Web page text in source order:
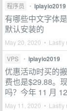
程序员 • iplayio2019
有哪些中文字体
默认安装的
May 20, 2020 • Lastly
VPS • iplayio2019
优惠活动时买的
费也是$29.88。
吗？今年 11 月
May 11, 2020 • Lastly